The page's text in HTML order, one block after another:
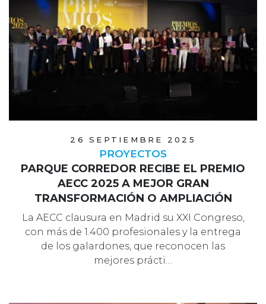
26 SEPTIEMBRE 2025
PROYECTOS
PARQUE CORREDOR RECIBE EL PREMIO
AECC 2025 A MEJOR GRAN
TRANSFORMACIÓN O AMPLIACIÓN
La AECC clausura en Madrid su XXI Congreso,
con más de 1.400 profesionales y la entrega
de los galardones, que reconocen las
mejores prácti…